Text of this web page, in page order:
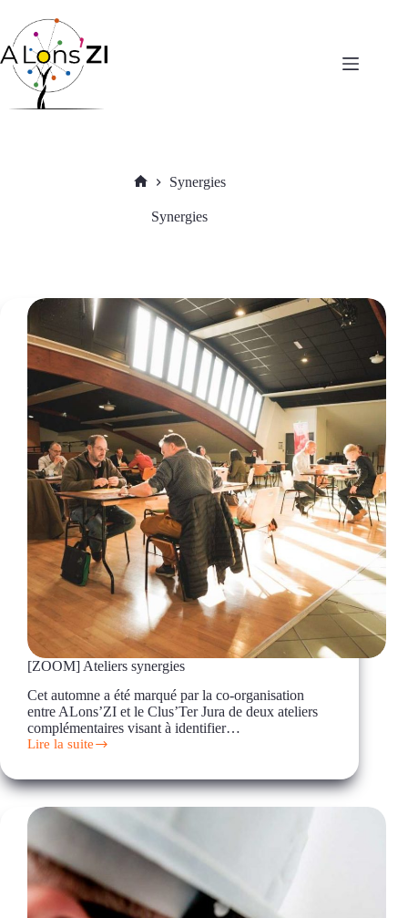
contenu
Synergies
Synergies
[ZOOM] Ateliers synergies
Cet automne a été marqué par la co-organisation
entre ALons’ZI et le Clus’Ter Jura de deux ateliers
complémentaires visant à identifier…
Lire la suite
[ZOOM]
synergies